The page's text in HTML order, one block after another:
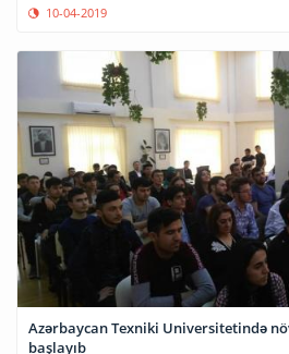
10-04-2019
Azərbaycan Texniki Universitetində
başlayıb